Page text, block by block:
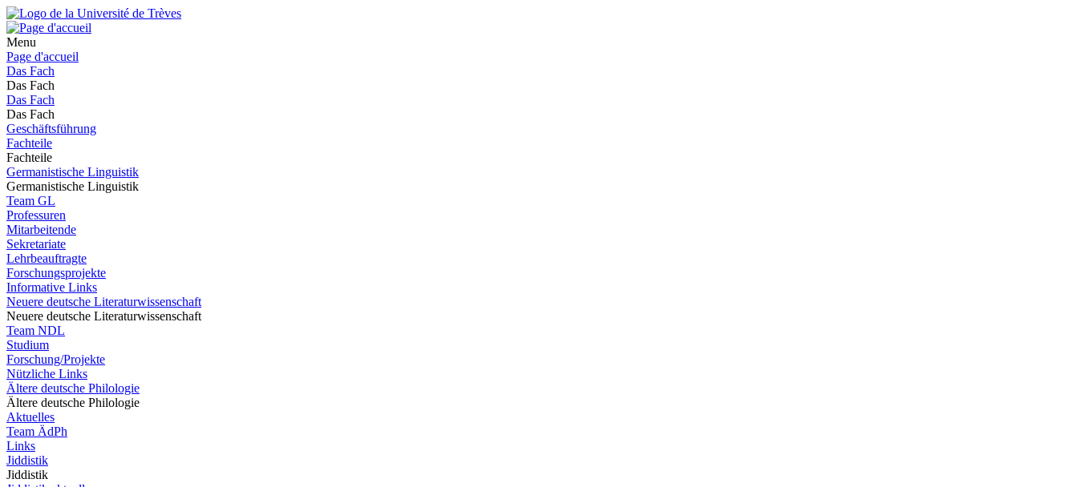
Menu
Page d'accueil
Das Fach
Das Fach
Das Fach
Das Fach
Geschäftsführung
Fachteile
Fachteile
Germanistische Linguistik
Germanistische Linguistik
Team GL
Professuren
Mitarbeitende
Sekretariate
Lehrbeauftragte
Forschungsprojekte
Informative Links
Neuere deutsche Literaturwissenschaft
Neuere deutsche Literaturwissenschaft
Team NDL
Studium
Forschung/Projekte
Nützliche Links
Ältere deutsche Philologie
Ältere deutsche Philologie
Aktuelles
Team ÄdPh
Links
Jiddistik
Jiddistik